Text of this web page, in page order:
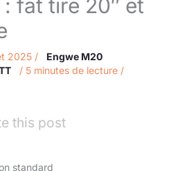
fat tire 20″ et
2025 /
Engwe M20
/ 5 minutes de lecture /
this post